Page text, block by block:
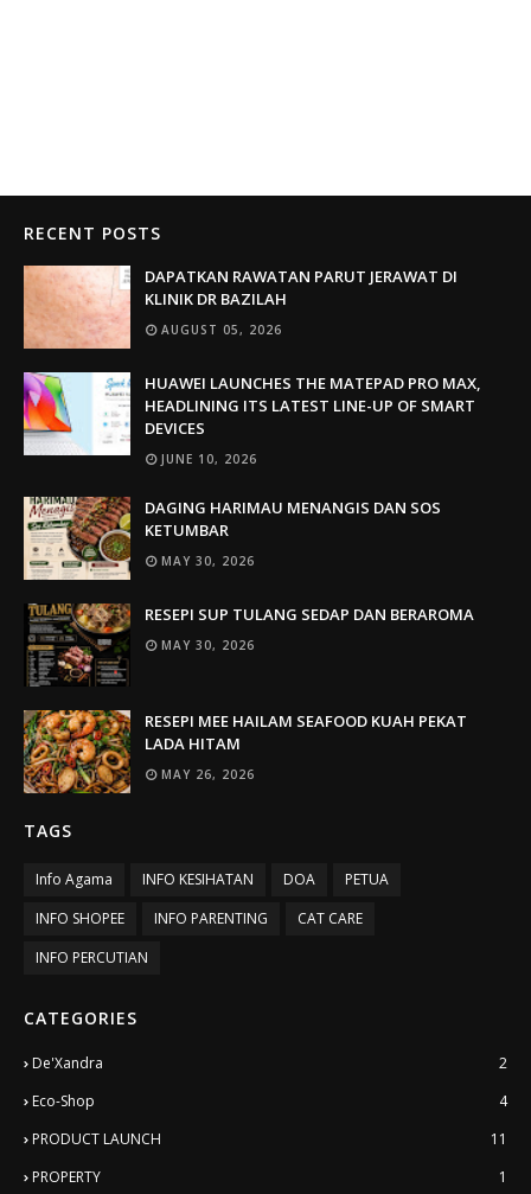
RECENT POSTS
DAPATKAN RAWATAN PARUT JERAWAT DI
KLINIK DR BAZILAH
AUGUST 05, 2026
HUAWEI LAUNCHES THE MATEPAD PRO MAX,
HEADLINING ITS LATEST LINE-UP OF SMART
DEVICES
JUNE 10, 2026
DAGING HARIMAU MENANGIS DAN SOS
KETUMBAR
MAY 30, 2026
RESEPI SUP TULANG SEDAP DAN BERAROMA
MAY 30, 2026
RESEPI MEE HAILAM SEAFOOD KUAH PEKAT
LADA HITAM
MAY 26, 2026
TAGS
Info Agama INFO KESIHATAN DOA
PETUA
INFO SHOPEE
INFO PARENTING
CAT CARE
INFO PERCUTIAN
CATEGORIES
De'Xandra
2
Eco-Shop
4
PRODUCT LAUNCH
11
PROPERTY
1